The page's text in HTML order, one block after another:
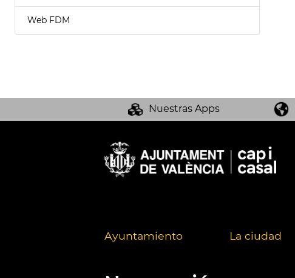
Web FDM
Nuestras Apps
Ayuntamiento La ciudad